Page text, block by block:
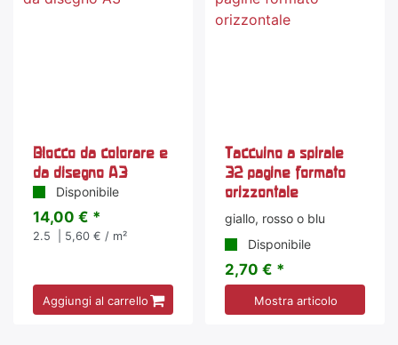
Blocco da colorare e
da disegno A3
Disponibile
14,00 € *
2.5 | 5,60 € / m²
Aggiungi al carrello
Taccuino a spirale
32 pagine formato
orizzontale
giallo, rosso o blu
Disponibile
2,70 € *
Mostra articolo